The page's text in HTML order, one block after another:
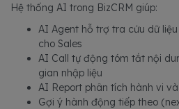
Hệ thống AI trong BizCRM giúp:
AI Agent hỗ trợ tra cứu dữ
cho Sales
AI Call tự động tóm tắt nội
gian nhập liệu
AI Report phân tích hành vi
Gợi ý hành động tiếp theo